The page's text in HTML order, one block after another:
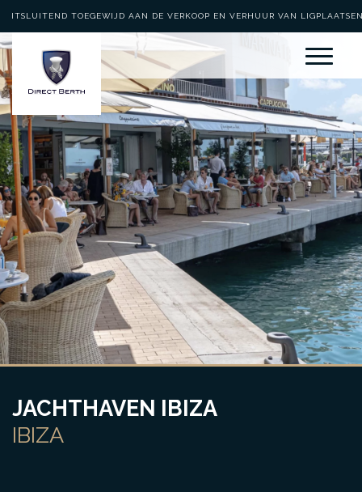
UITSLUITEND TOEGEWIJD AAN DE VERKOOP EN VERHUUR VAN
JACHTHAVEN IBIZA
IBIZA